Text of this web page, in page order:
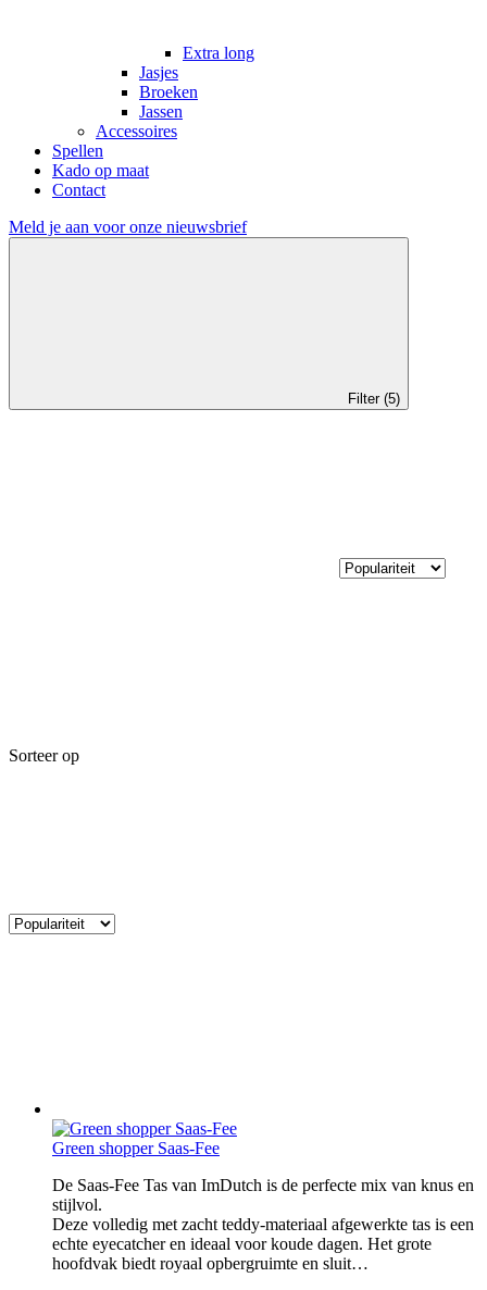
Extra long
Jasjes
Broeken
Jassen
Accessoires
Spellen
Kado op maat
Contact
Meld je aan voor onze nieuwsbrief
Filter (5)
Sorteer op
Green shopper Saas-Fee
De Saas-Fee Tas van ImDutch is de perfecte mix van knus en
stijlvol.
Deze volledig met zacht teddy-materiaal afgewerkte tas is een
echte eyecatcher en ideaal voor koude dagen. Het grote
hoofdvak biedt royaal opbergruimte en sluit…